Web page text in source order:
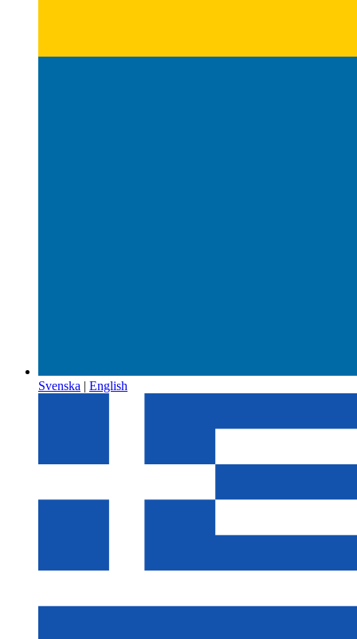
Svenska | English